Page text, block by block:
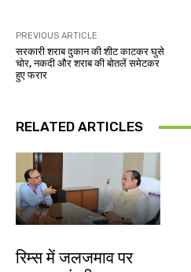
PREVIOUS ARTICLE
सरकारी शराब दुकान की शीट काटकर घुसे
चोर, नकदी और शराब की बोतलें समेटकर
हुए फरार
RELATED ARTICLES
रिम्स में जलजमाव पर